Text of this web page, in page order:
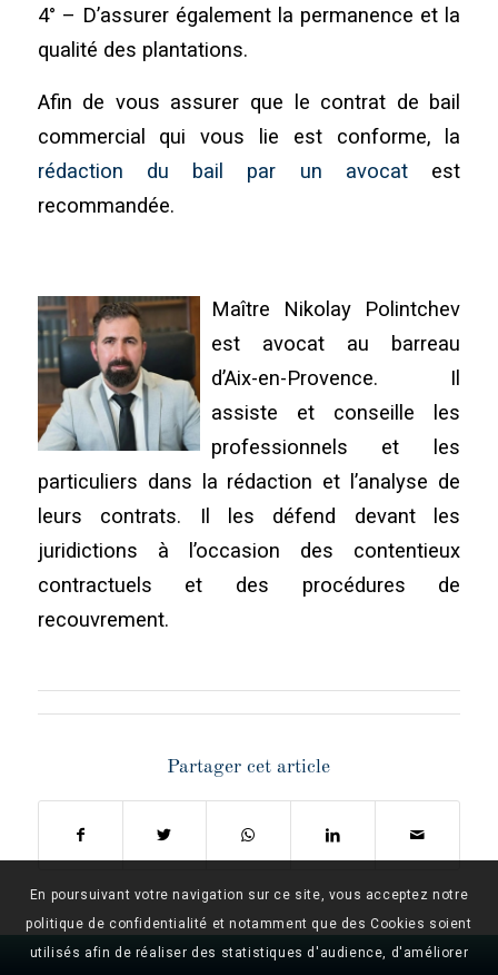
4° – D’assurer également la permanence et la
qualité des plantations.
Afin de vous assurer que le contrat de bail
commercial qui vous lie est conforme, la
rédaction du bail par un avocat est
recommandée.
Maître Nikolay Polintchev
est avocat au barreau
d’Aix-en-Provence. Il
assiste et conseille les
professionnels et les
particuliers dans la rédaction et l’analyse de
leurs contrats. Il les défend devant les
juridictions à l’occasion des contentieux
contractuels et des procédures de
recouvrement.
Partager cet article
En poursuivant votre navigation sur ce site, vous acceptez notre
politique de confidentialité et notamment que des Cookies soient
utilisés afin de réaliser des statistiques d'audience, d'améliorer